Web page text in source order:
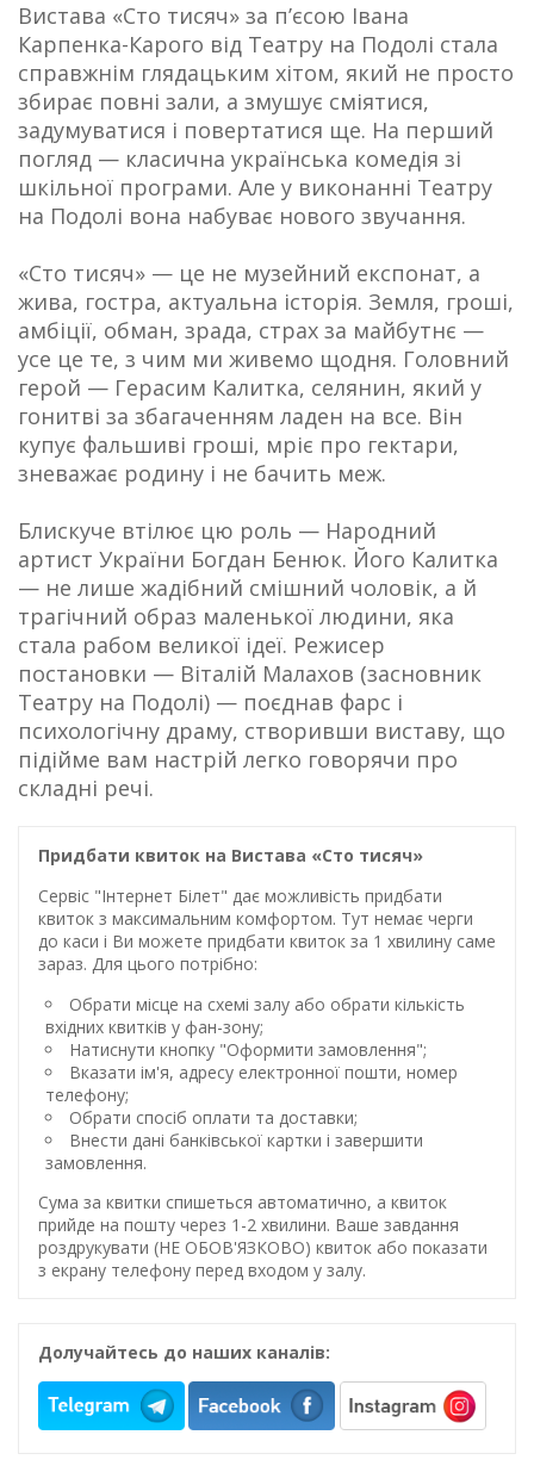
Вистава «Сто тисяч» за п’єсою Івана
Карпенка-Карого від Театру на Подолі стала
справжнім глядацьким хітом, який не просто
збирає повні зали, а змушує сміятися,
задумуватися і повертатися ще. На перший
погляд — класична українська комедія зі
шкільної програми. Але у виконанні Театру
на Подолі вона набуває нового звучання.
«Сто тисяч» — це не музейний експонат, а
жива, гостра, актуальна історія. Земля, гроші,
амбіції, обман, зрада, страх за майбутнє —
усе це те, з чим ми живемо щодня. Головний
герой — Герасим Калитка, селянин, який у
гонитві за збагаченням ладен на все. Він
купує фальшиві гроші, мріє про гектари,
зневажає родину і не бачить меж.
Блискуче втілює цю роль — Народний
артист України Богдан Бенюк. Його Калитка
— не лише жадібний смішний чоловік, а й
трагічний образ маленької людини, яка
стала рабом великої ідеї. Режисер
постановки — Віталій Малахов (засновник
Театру на Подолі) — поєднав фарс і
психологічну драму, створивши виставу, що
підійме вам настрій легко говорячи про
складні речі.
Придбати квиток на Вистава «Сто тисяч»
Сервіс "Інтернет Білет" дає можливість придбати
квиток з максимальним комфортом. Тут немає черги
до каси і Ви можете придбати квиток за 1 хвилину саме
зараз. Для цього потрібно:
Обрати місце на схемі залу або обрати кількість
вхідних квитків у фан-зону;
Натиснути кнопку "Оформити замовлення";
Вказати ім'я, адресу електронної пошти, номер
телефону;
Обрати спосіб оплати та доставки;
Внести дані банківської картки і завершити
замовлення.
Сума за квитки спишеться автоматично, а квиток
прийде на пошту через 1-2 хвилини. Ваше завдання
роздрукувати (НЕ ОБОВ'ЯЗКОВО) квиток або показати
з екрану телефону перед входом у залу.
Долучайтесь до наших каналів: